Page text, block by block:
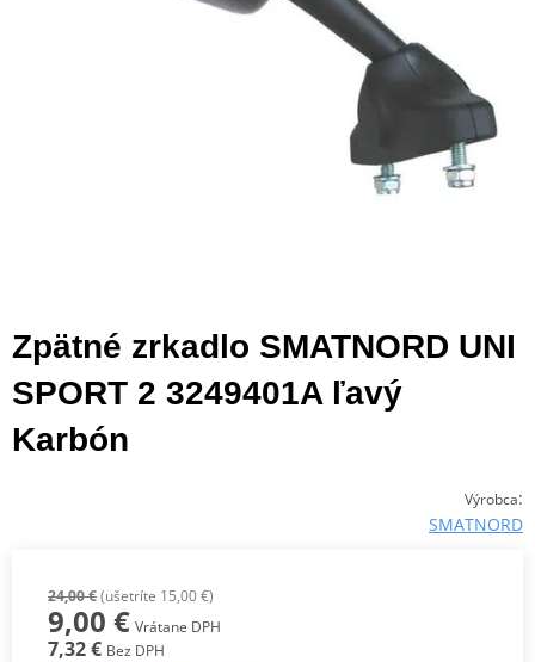
Zpätné zrkadlo SMATNORD UNI
SPORT 2 3249401A ľavý
Karbón
Výrobca:
SMATNORD
24,00 €(ušetríte 15,00 €)
9,00 € Vrátane DPH
7,32 € Bez DPH